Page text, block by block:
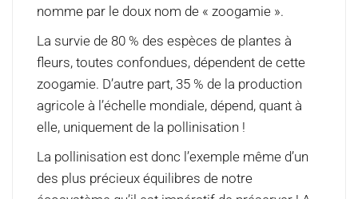
nomme par le doux nom de « zoogamie ».
La survie de 80 % des espèces de plantes à
fleurs, toutes confondues, dépendent de cette
zoogamie. D’autre part, 35 % de la production
agricole à l’échelle mondiale, dépend, quant à
elle, uniquement de la pollinisation !
La pollinisation est donc l’exemple même d’un
des plus précieux équilibres de notre